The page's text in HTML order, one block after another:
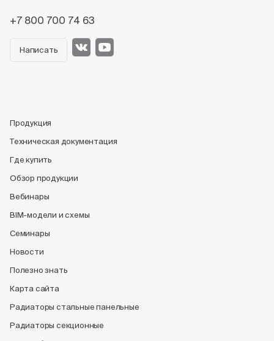
+7 800 700 74 63
Написать
Продукция
Техническая документация
Где купить
Обзор продукции
Вебинары
BIM-модели и схемы
Семинары
Новости
Полезно знать
Карта сайта
Радиаторы стальные панельные
Радиаторы секционные